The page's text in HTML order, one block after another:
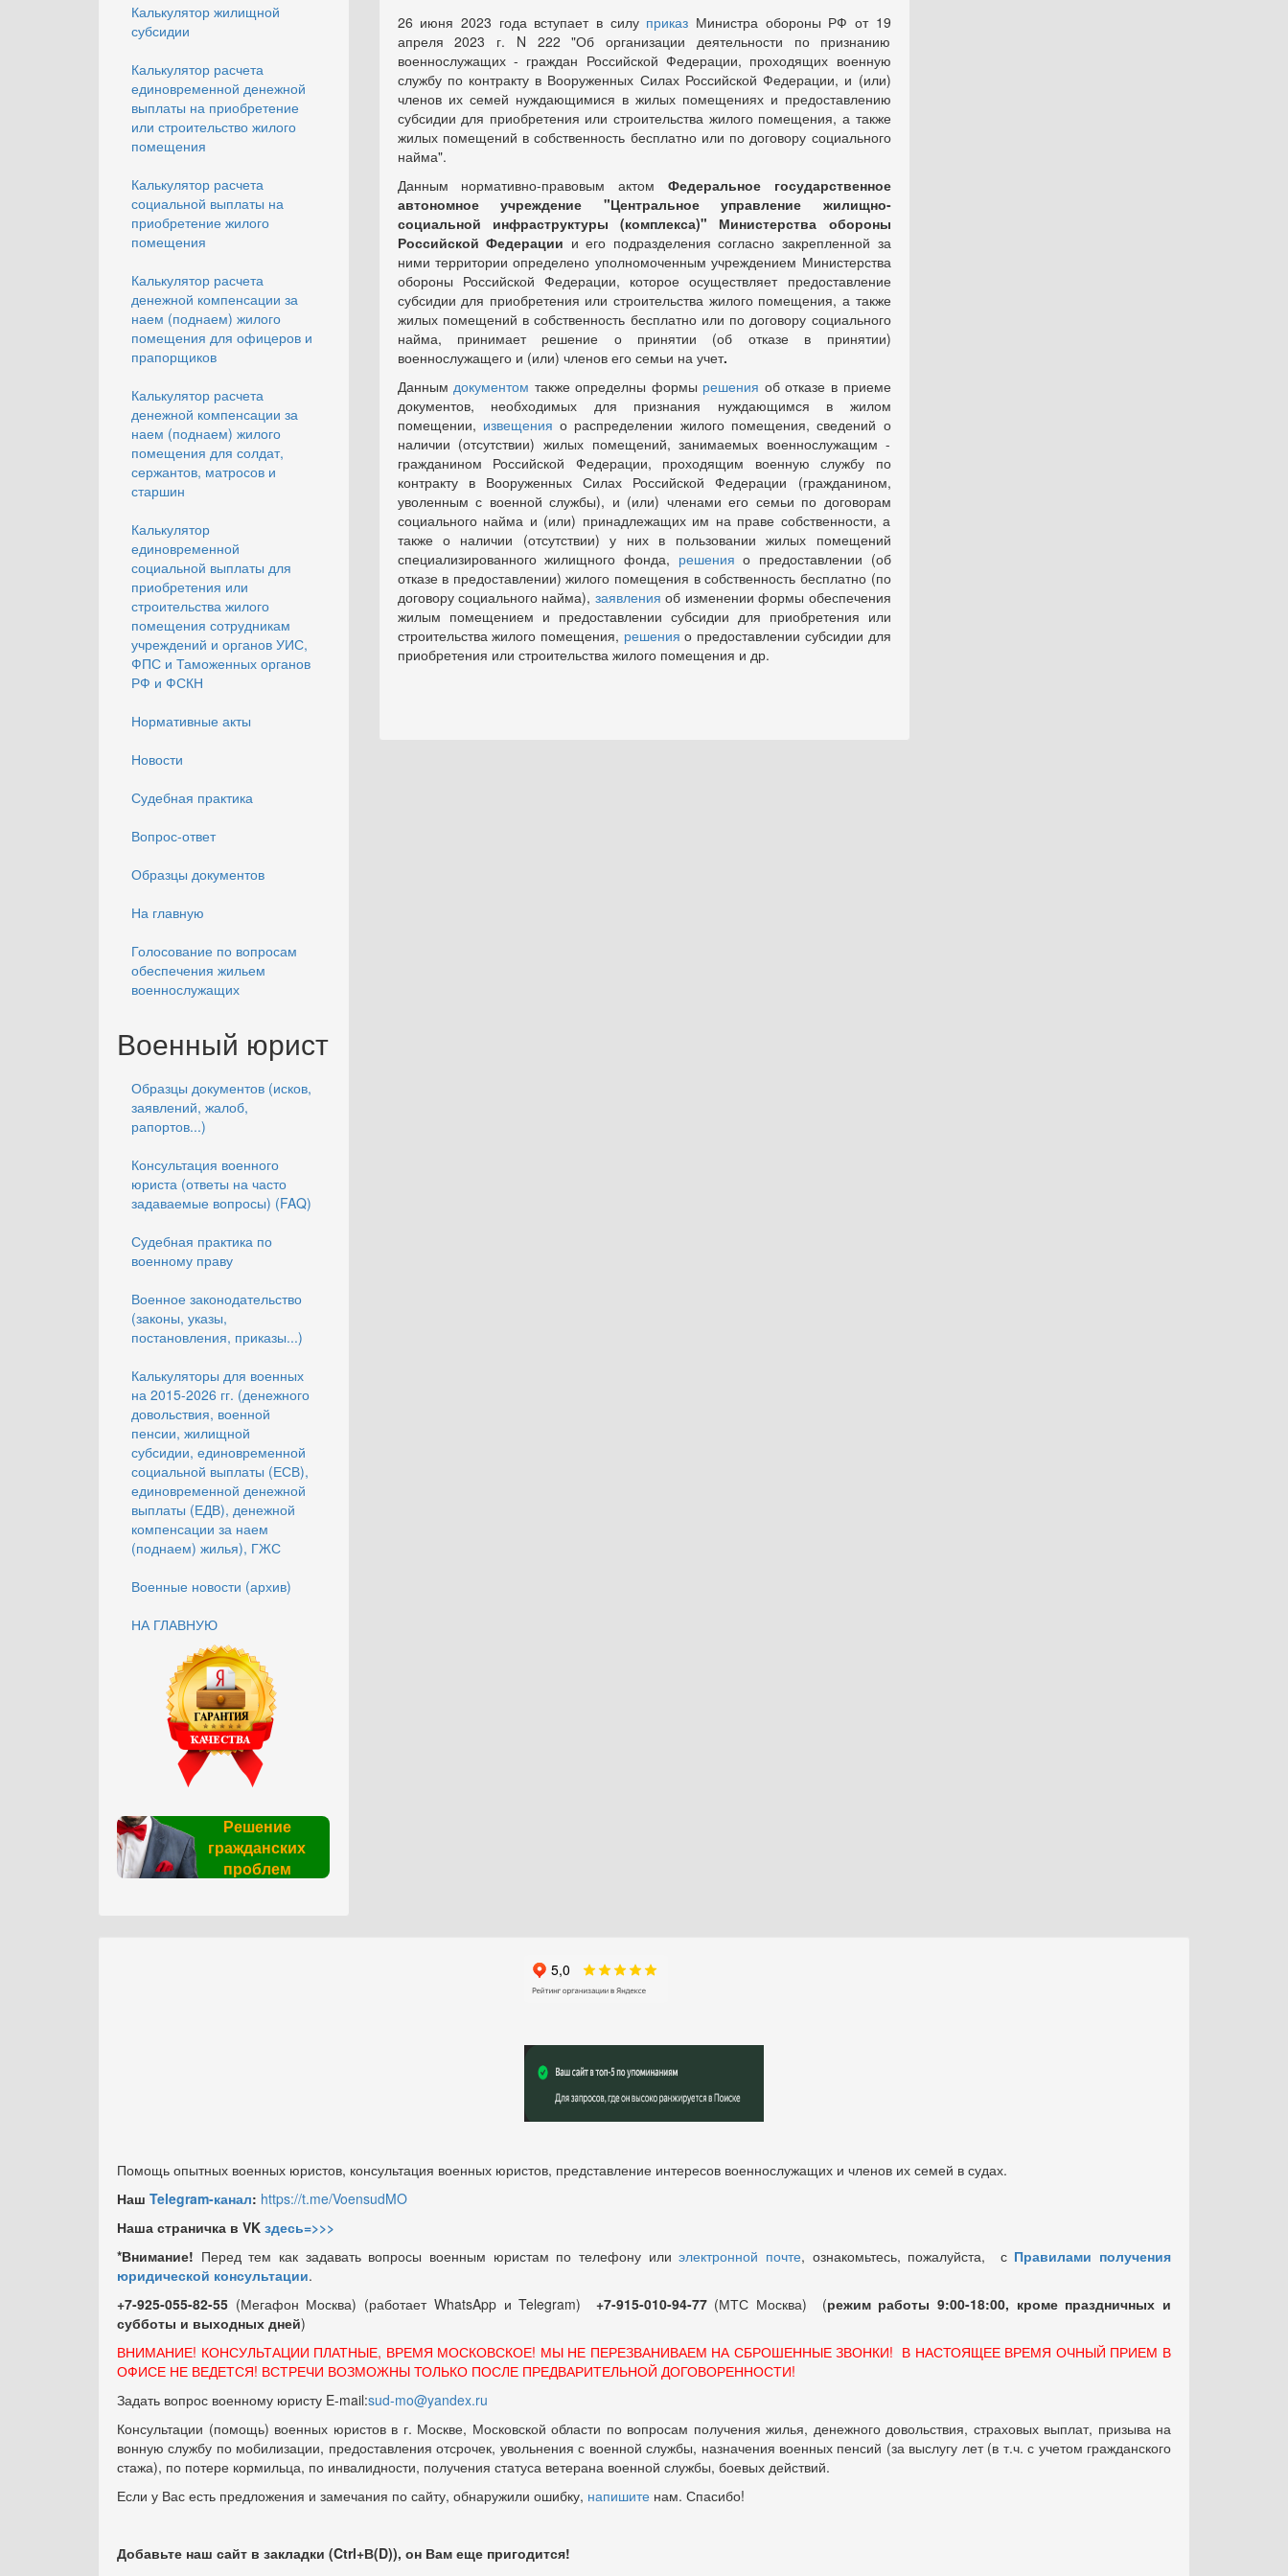
Калькулятор жилищной
субсидии
Калькулятор расчета
единовременной денежной
выплаты на приобретение
или строительство жилого
помещения
Калькулятор расчета
социальной выплаты на
приобретение жилого
помещения
Калькулятор расчета
денежной компенсации за
наем (поднаем) жилого
помещения для офицеров и
прапорщиков
Калькулятор расчета
денежной компенсации за
наем (поднаем) жилого
помещения для солдат,
сержантов, матросов и
старшин
Калькулятор
единовременной
социальной выплаты для
приобретения или
строительства жилого
помещения сотрудникам
учреждений и органов УИС,
ФПС и Таможенных органов
РФ и ФСКН
Нормативные акты
Новости
Судебная практика
Вопрос-ответ
Образцы документов
На главную
Голосование по вопросам
обеспечения жильем
военнослужащих
Военный юрист
Образцы документов (исков,
заявлений, жалоб,
рапортов...)
Консультация военного
юриста (ответы на часто
задаваемые вопросы) (FAQ)
Судебная практика по
военному праву
Военное законодательство
(законы, указы,
постановления, приказы...)
Калькуляторы для военных
на 2015-2026 гг. (денежного
довольствия, военной
пенсии, жилищной
субсидии, единовременной
социальной выплаты (ЕСВ),
единовременной денежной
выплаты (ЕДВ), денежной
компенсации за наем
(поднаем) жилья), ГЖС
Военные новости (архив)
НА ГЛАВНУЮ
Решение
гражданских
проблем
26 июня 2023 года вступает в силу приказ Министра обороны РФ от 19
апреля 2023 г. N 222 "Об организации деятельности по признанию
военнослужащих - граждан Российской Федерации, проходящих военную
службу по контракту в Вооруженных Силах Российской Федерации, и (или)
членов их семей нуждающимися в жилых помещениях и предоставлению
субсидии для приобретения или строительства жилого помещения, а также
жилых помещений в собственность бесплатно или по договору социального
найма".
Данным нормативно-правовым актом Федеральное государственное
автономное учреждение "Центральное управление жилищно-
социальной инфраструктуры (комплекса)" Министерства обороны
Российской Федерации и его подразделения согласно закрепленной за
ними территории определено уполномоченным учреждением Министерства
обороны Российской Федерации, которое осуществляет предоставление
субсидии для приобретения или строительства жилого помещения, а также
жилых помещений в собственность бесплатно или по договору социального
найма, принимает решение о принятии (об отказе в принятии)
военнослужащего и (или) членов его семьи на учет.
Даннымдокументом также определны формы решения об отказе в приеме
документов, необходимых для признания нуждающимся в жилом
помещении, извещения о распределении жилого помещения, сведений о
наличии (отсутствии) жилых помещений, занимаемых военнослужащим -
гражданином Российской Федерации, проходящим военную службу по
контракту в Вооруженных Силах Российской Федерации (гражданином,
уволенным с военной службы), и (или) членами его семьи по договорам
социального найма и (или) принадлежащих им на праве собственности, а
также о наличии (отсутствии) у них в пользовании жилых помещений
специализированного жилищного фонда, решения о предоставлении (об
отказе в предоставлении) жилого помещения в собственность бесплатно (по
договору социального найма), заявления об изменении формы обеспечения
жилым помещением и предоставлении субсидии для приобретения или
строительства жилого помещения, решения о предоставлении субсидии для
приобретения или строительства жилого помещения и др.
Помощь опытных военных юристов, консультация военных юристов, представление интересов военнослужащих и членов их семей в судах.
Наш Telegram-канал: https://t.me/VoensudMO
Наша страничка в VK здесь=>>>
*Внимание! Перед тем как задавать вопросы военным юристам по телефону илиэлектронной почте, ознакомьтесь, пожалуйста, с Правилами получения
юридической консультации.
+7-925-055-82-55 (Мегафон Москва) (работает WhatsApp и Telegram) +7-915-010-94-77 (МТС Москва) (режим работы 9:00-18:00, кроме праздничных и
субботы и выходных дней)
ВНИМАНИЕ! КОНСУЛЬТАЦИИ ПЛАТНЫЕ, ВРЕМЯ МОСКОВСКОЕ! МЫ НЕ ПЕРЕЗВАНИВАЕМ НА СБРОШЕННЫЕ ЗВОНКИ! В НАСТОЯЩЕЕ ВРЕМЯ ОЧНЫЙ ПРИЕМ В
ОФИСЕ НЕ ВЕДЕТСЯ! ВСТРЕЧИ ВОЗМОЖНЫ ТОЛЬКО ПОСЛЕ ПРЕДВАРИТЕЛЬНОЙ ДОГОВОРЕННОСТИ!
Задать вопрос военному юристу E-mail:sud-mo@yandex.ru
Консультации (помощь) военных юристов в г. Москве, Московской области по вопросам получения жилья, денежного довольствия, страховых выплат, призыва на
вонную службу по мобилизации, предоставления отсрочек, увольнения с военной службы, назначения военных пенсий (за выслугу лет (в т.ч. с учетом гражданского
стажа), по потере кормильца, по инвалидности, получения статуса ветерана военной службы, боевых действий.
Если у Вас есть предложения и замечания по сайту, обнаружили ошибку, напишите нам. Спасибо!
Добавьте наш сайт в закладки (Ctrl+В(D)), он Вам еще пригодится!